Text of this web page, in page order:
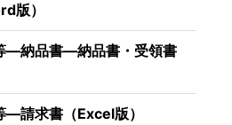
版）
―納品書―納品書・受領書
―請求書（Excel版）